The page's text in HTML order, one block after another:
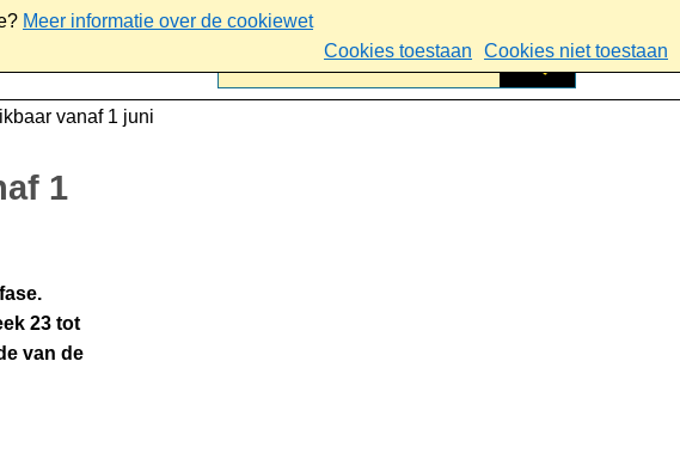
Meer informatie over de cookiewet
Cookies toestaan
Cookies niet toestaan
vanaf 1 juni
1
23 tot
van de